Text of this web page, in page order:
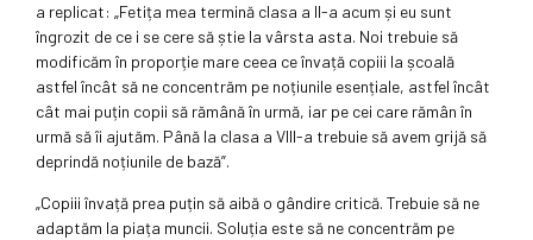
a replicat: „Fetița mea termină clasa a II-a acum și eu sunt
îngrozit de ce i se cere să știe la vârsta asta. Noi trebuie să
modificăm în proporție mare ceea ce învață copiii la școală
astfel încât să ne concentrăm pe noțiunile esențiale, astfel încât
cât mai puțin copii să rămână în urmă, iar pe cei care rămân în
urmă să îi ajutăm. Până la clasa a VIII-a trebuie să avem grijă să
deprindă noțiunile de bază”.
„Copiii învață prea puțin să aibă o gândire critică. Trebuie să ne
adaptăm la piața muncii. Soluția este să ne concentrăm pe